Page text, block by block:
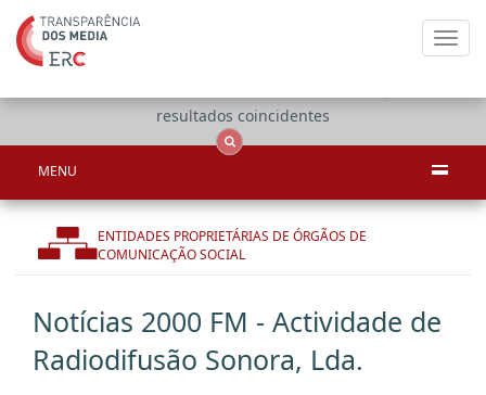
resultados coincidentes
MENU
ENTIDADES PROPRIETÁRIAS DE ÓRGÃOS DE
COMUNICAÇÃO SOCIAL
Notícias 2000 FM - Actividade de
Radiodifusão Sonora, Lda.